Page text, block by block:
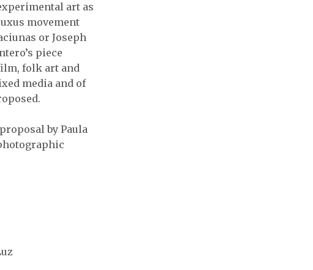
art as
movement
or Joseph
piece
folk art and
media and of
by Paula